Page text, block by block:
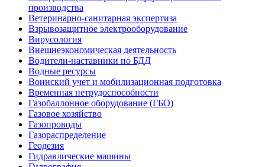
производства
Ветеринарно-санитарная экспертиза
Взрывозащитное электрооборудование
Вирусология
Внешнеэкономическая деятельность
Водители-наставники по БДД
Водные ресурсы
Воинский учет и мобилизационная подготовка
Временная нетрудоспособности
Газобаллонное оборудование (ГБО)
Газовое хозяйство
Газопроводы
Газораспределение
Геодезия
Гидравлические машины